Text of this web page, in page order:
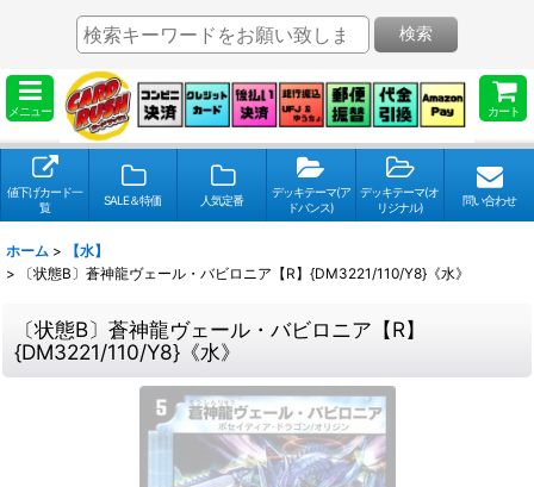
メニュー カート
検索
値下げカード一
覧
SALE＆特価 人気定番
デッキテーマ(ア
ドバンス)
デッキテーマ(オ
リジナル)
問い合わせ
ホーム >
【水】
>
〔状態B〕蒼神龍ヴェール・バビロニア【R】{DM3221/110/Y8}《水》
〔状態B〕蒼神龍ヴェール・バビロニア【R】
{DM3221/110/Y8}《水》